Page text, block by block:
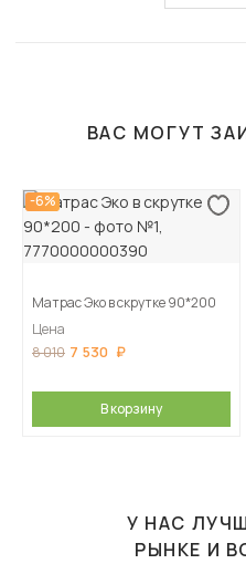
ВАС МОГУТ
-6%
Матрас Эко в скрутке 90*200
Цена
8 010 7 530
В корзину
У НАС
РЫНКЕ И